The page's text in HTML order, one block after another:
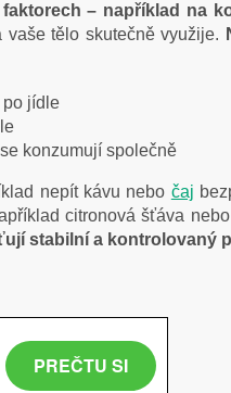
– například na
tělo skutečně využije.
po jídle
konzumují společně
nepít kávu nebo čaj
citronová šťáva
stabilní a kontrolovaný